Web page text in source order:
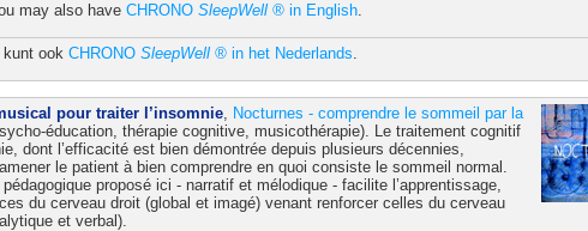
may also have CHRONO SleepWell ®in English.
kunt ook CHRONO SleepWell ®in het Nederlands.
pour traiter l’insomnie, Nocturnes - comprendre le sommeil par la
éducation, thérapie cognitive, musicothérapie). Le traitement cognitif
dont l’efficacité est bien démontrée depuis plusieurs décennies,
le patient à bien comprendre en quoi consiste le sommeil normal.
pédagogique proposé ici - narratif et mélodique - facilite l’apprentissage,
du cerveau droit (global et imagé) venant renforcer celles du cerveau
et verbal).